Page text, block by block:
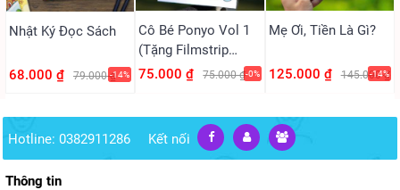
Nhật Ký Đọc Sách
68.000 ₫ 79.000 ₫-14%
Cô Bé Ponyo Vol 1
(Tặng Filmstrip
PVC)
75.000 ₫ 75.000 ₫-0%
Mẹ Ơi, Tiền Là Gì?
125.000 ₫ 145.000 ₫
-14%
Hotline: 0382911286 Kết nối
Thông tin